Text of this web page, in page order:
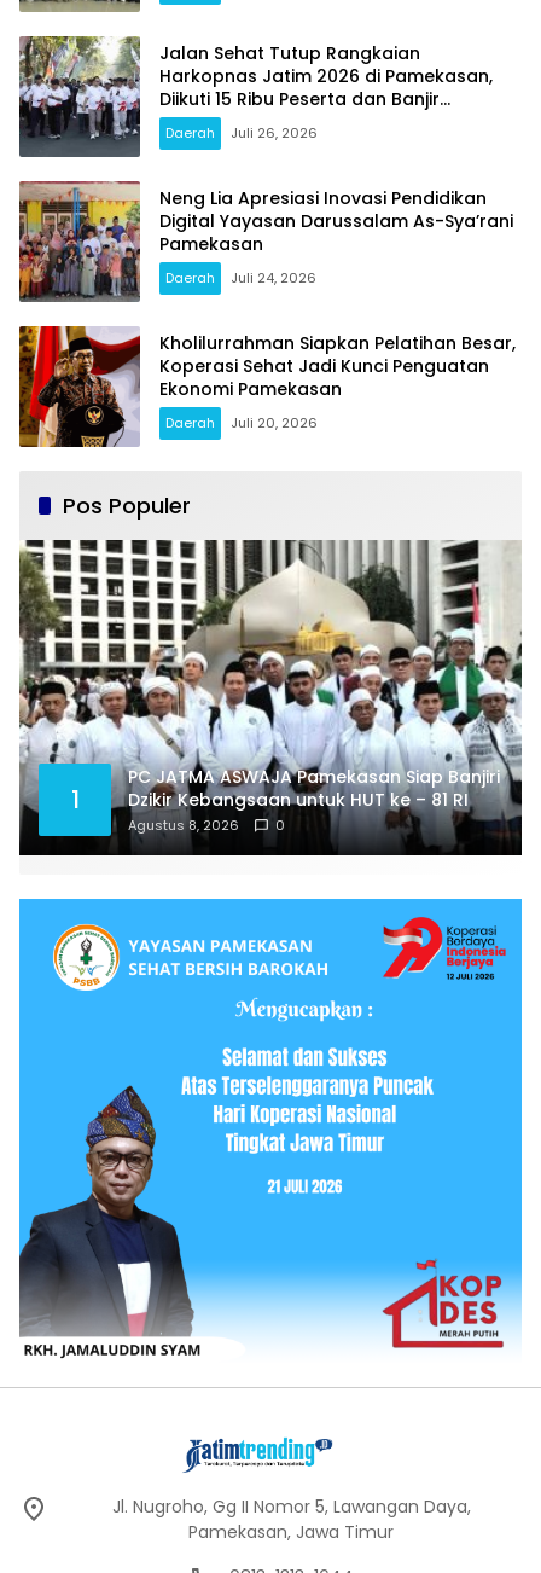
Jalan Sehat Tutup Rangkaian
Harkopnas Jatim 2026 di Pamekasan,
Diikuti 15 Ribu Peserta dan Banjir
Doorprize
Daerah Juli 26, 2026
Neng Lia Apresiasi Inovasi Pendidikan
Digital Yayasan Darussalam As-Sya’rani
Pamekasan
Daerah Juli 24, 2026
Kholilurrahman Siapkan Pelatihan Besar,
Koperasi Sehat Jadi Kunci Penguatan
Ekonomi Pamekasan
Daerah Juli 20, 2026
Pos Populer
1
PC JATMA ASWAJA Pamekasan Siap Banjiri
Dzikir Kebangsaan untuk HUT ke – 81 RI
Agustus 8, 2026 0
Jl. Nugroho, Gg II Nomor 5, Lawangan Daya,
Pamekasan, Jawa Timur